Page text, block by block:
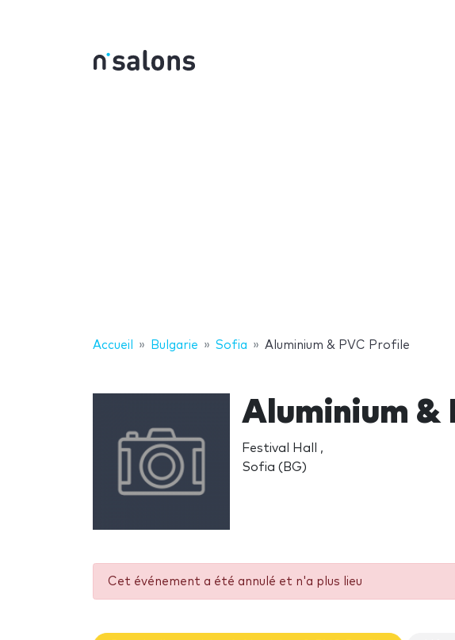
Accueil Bulgarie Sofia Aluminium & PVC Profile
Aluminium &
Festival Hall ,
Sofia (BG)
Cet événement a été annulé et n'a plus lieu